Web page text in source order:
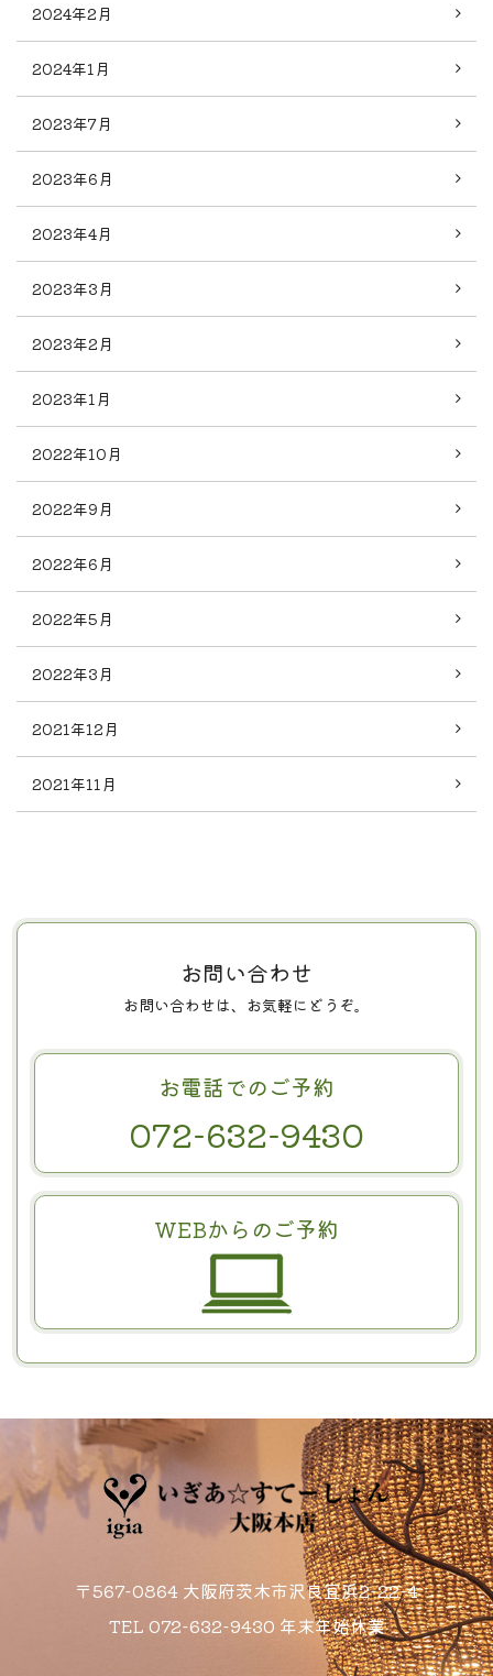
2024年2月
2024年1月
2023年7月
2023年6月
2023年4月
2023年3月
2023年2月
2023年1月
2022年10月
2022年9月
2022年6月
2022年5月
2022年3月
2021年12月
2021年11月
お問い合わせ
お問い合わせは、お気軽にどうぞ。
お電話でのご予約
072-632-9430
WEBからのご予約
〒567-0864 大阪府茨木市沢良宜浜2-22-4
TEL 072-632-9430 年末年始休業